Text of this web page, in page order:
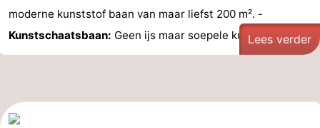
moderne kunststof baan van maar liefst 200 m². -
Kunstschaatsbaan: Geen ijs maar soepele kunststof ...
Lees verder